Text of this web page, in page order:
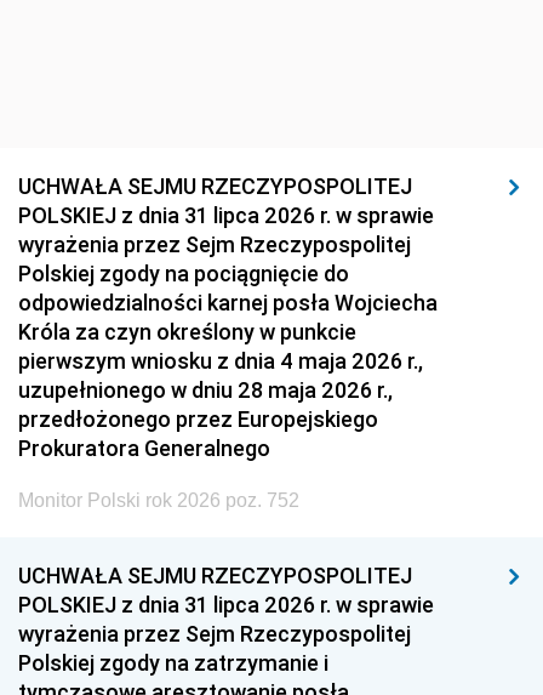
UCHWAŁA SEJMU RZECZYPOSPOLITEJ
POLSKIEJ z dnia 31 lipca 2026 r. w sprawie
wyrażenia przez Sejm Rzeczypospolitej
Polskiej zgody na pociągnięcie do
odpowiedzialności karnej posła Wojciecha
Króla za czyn określony w punkcie
pierwszym wniosku z dnia 4 maja 2026 r.,
uzupełnionego w dniu 28 maja 2026 r.,
przedłożonego przez Europejskiego
Prokuratora Generalnego
Monitor Polski rok 2026 poz. 752
UCHWAŁA SEJMU RZECZYPOSPOLITEJ
POLSKIEJ z dnia 31 lipca 2026 r. w sprawie
wyrażenia przez Sejm Rzeczypospolitej
Polskiej zgody na zatrzymanie i